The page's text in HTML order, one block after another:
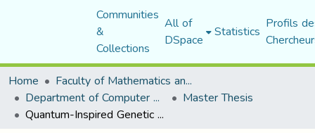
Communities
&
Collections
All of
DSpace Statistics Profils
Home
Faculty of Mathematics and Computer Science
Department of Computer Science Master Thesis
Quantum-Inspired Genetic Algorithm for a Class of Combinatorial Optimization